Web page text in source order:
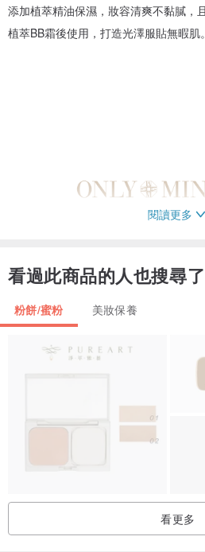
添加植萃精油保濕，妝容清爽不黏膩，
植萃BB霜後使用，打造光澤服貼無暇肌。
閱讀更多
看過此商品的人也搜尋了
粉餅/蜜粉 美妝保養
看更多